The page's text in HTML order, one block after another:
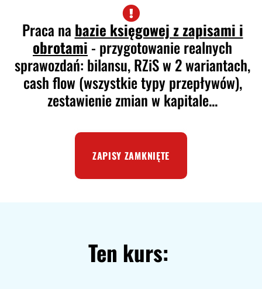
Praca na bazie księgowej z zapisami i
obrotami- przygotowanie realnych
sprawozdań: bilansu, RZiS w 2 wariantach,
cash flow (wszystkie typy przepływów),
zestawienie zmian w kapitale...
ZAPISY ZAMKNIĘTE
Ten kurs: